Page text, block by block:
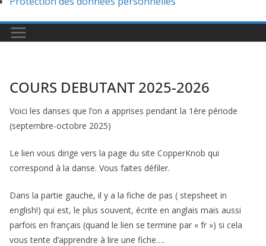
COURS DEBUTANT 2025-2026
Voici les danses que l’on a apprises pendant la 1ère période
(septembre-octobre 2025)
Le lien vous dirige vers la page du site CopperKnob qui
correspond à la danse. Vous faites défiler.
Dans la partie gauche, il y a la fiche de pas ( stepsheet in
english!) qui est, le plus souvent, écrite en anglais mais aussi
parfois en français (quand le lien se termine par « fr ») si cela
vous tente d’apprendre à lire une fiche….